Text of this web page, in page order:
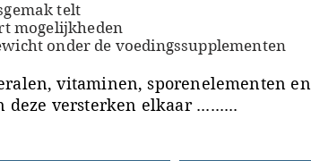
telt
mogelijkheden
onder de voedingssupplementen
vitaminen, sporenelementen
elkaar .........